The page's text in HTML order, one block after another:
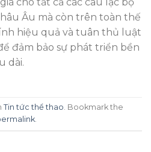
Âu mà còn trên toàn thế
hiệu quả và tuân thủ luật
đảm bảo sự phát triển bền
dài.
Tin tức thể thao. Bookmark the
.